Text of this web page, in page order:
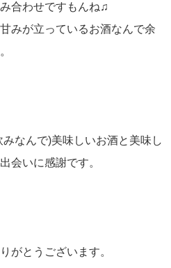
合わせですもんね♫
みが立っているお酒なんで余
なんで)美味しいお酒と美味し
会いに感謝です。
がとうございます。